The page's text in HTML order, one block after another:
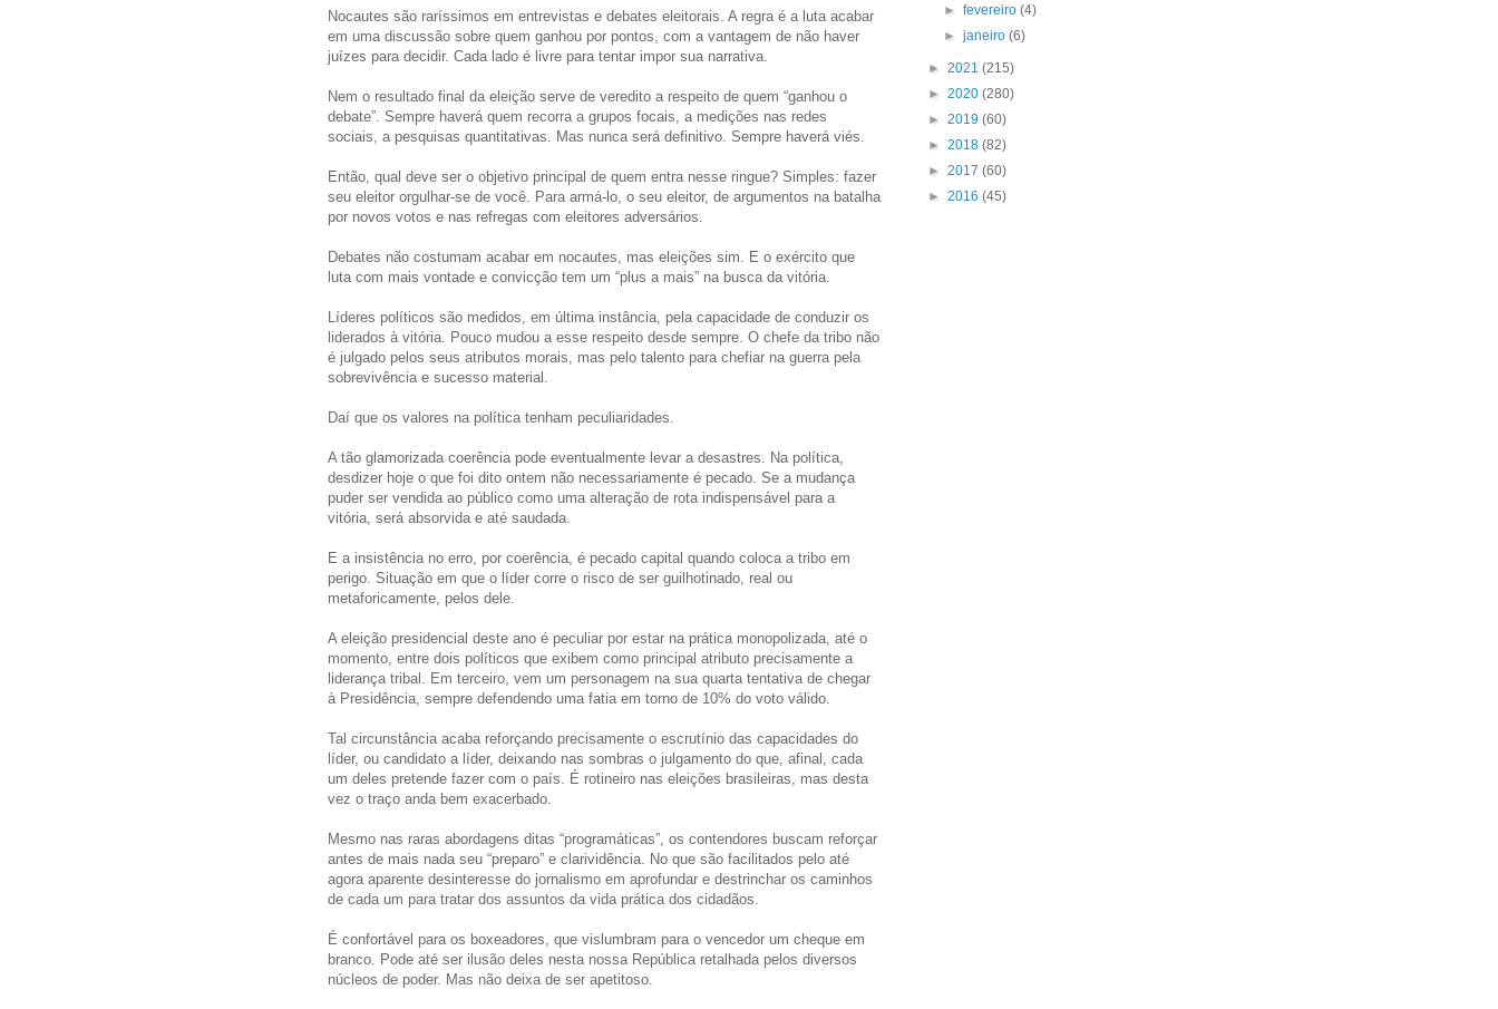
Nocautes são raríssimos em entrevistas e debates eleitorais. A regra é a luta acabar
em uma discussão sobre quem ganhou por pontos, com a vantagem de não haver
juízes para decidir. Cada lado é livre para tentar impor sua narrativa.
Nem o resultado final da eleição serve de veredito a respeito de quem “ganhou o
debate”. Sempre haverá quem recorra a grupos focais, a medições nas redes
sociais, a pesquisas quantitativas. Mas nunca será definitivo. Sempre haverá viés.
Então, qual deve ser o objetivo principal de quem entra nesse ringue? Simples: fazer
seu eleitor orgulhar-se de você. Para armá-lo, o seu eleitor, de argumentos na batalha
por novos votos e nas refregas com eleitores adversários.
Debates não costumam acabar em nocautes, mas eleições sim. E o exército que
luta com mais vontade e convicção tem um “plus a mais” na busca da vitória.
Líderes políticos são medidos, em última instância, pela capacidade de conduzir os
liderados à vitória. Pouco mudou a esse respeito desde sempre. O chefe da tribo não
é julgado pelos seus atributos morais, mas pelo talento para chefiar na guerra pela
sobrevivência e sucesso material.
Daí que os valores na política tenham peculiaridades.
A tão glamorizada coerência pode eventualmente levar a desastres. Na política,
desdizer hoje o que foi dito ontem não necessariamente é pecado. Se a mudança
puder ser vendida ao público como uma alteração de rota indispensável para a
vitória, será absorvida e até saudada.
E a insistência no erro, por coerência, é pecado capital quando coloca a tribo em
perigo. Situação em que o líder corre o risco de ser guilhotinado, real ou
metaforicamente, pelos dele.
A eleição presidencial deste ano é peculiar por estar na prática monopolizada, até o
momento, entre dois políticos que exibem como principal atributo precisamente a
liderança tribal. Em terceiro, vem um personagem na sua quarta tentativa de chegar
à Presidência, sempre defendendo uma fatia em torno de 10% do voto válido.
Tal circunstância acaba reforçando precisamente o escrutínio das capacidades do
líder, ou candidato a líder, deixando nas sombras o julgamento do que, afinal, cada
um deles pretende fazer com o país. É rotineiro nas eleições brasileiras, mas desta
vez o traço anda bem exacerbado.
Mesmo nas raras abordagens ditas “programáticas”, os contendores buscam reforçar
antes de mais nada seu “preparo” e clarividência. No que são facilitados pelo até
agora aparente desinteresse do jornalismo em aprofundar e destrinchar os caminhos
de cada um para tratar dos assuntos da vida prática dos cidadãos.
É confortável para os boxeadores, que vislumbram para o vencedor um cheque em
branco. Pode até ser ilusão deles nesta nossa República retalhada pelos diversos
núcleos de poder. Mas não deixa de ser apetitoso.
►fevereiro(4)
►janeiro(6)
► 2021 (215)
► 2020 (280)
► 2019 (60)
► 2018 (82)
► 2017 (60)
► 2016 (45)